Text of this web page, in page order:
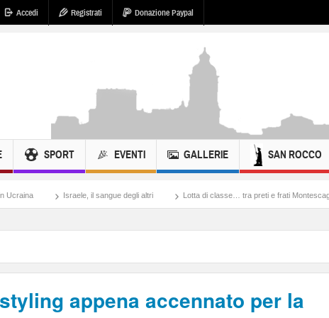
Accedi Registrati Donazione Paypal
SPORT EVENTI GALLERIE SAN ROCCO
Israele, il sangue degli altri Lotta di classe… tra preti e frati Montescaglioso
appena accennato per la